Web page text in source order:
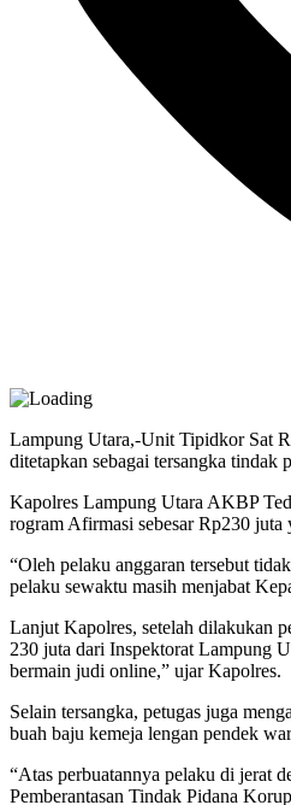
Lampung Utara,-Unit Tipidkor Sat
ditetapkan sebagai tersangka
Kapolres Lampung Utara AKBP
rogram Afirmasi sebesar Rp230
“Oleh pelaku anggaran tersebut
pelaku sewaktu masih menjabat
Lanjut Kapolres, setelah dilakukan
230 juta dari Inspektorat Lampung
bermain judi online,” ujar Kapolres.
Selain tersangka, petugas juga
buah baju kemeja lengan pendek
“Atas perbuatannya pelaku di jerat
Pemberantasan Tindak Pidana